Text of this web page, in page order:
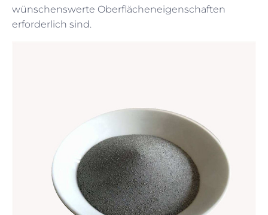
wünschenswerte Oberflächeneigenschaften
erforderlich sind.